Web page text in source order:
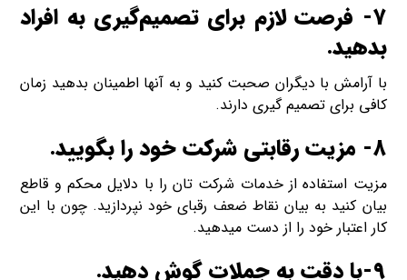
7- فرصت لازم برای تصمیم‌گیری به افراد
بدهید.
با آرامش با دیگران صحبت کنید و به آن­ها اطمینان بدهید زمان
کافی برای تصمیم گیری دارند.
8- مزیت رقابتی شرکت خود را بگویید.
مزیت استفاده از خدمات شرکت­ تان را با دلایل محکم و قاطع
بیان کنید به بیان نقاط ضعف رقبای خود نپردازید. چون با این
کار اعتبار خود را از دست می­دهید.
9-با دقت به جملات گوش دهید.